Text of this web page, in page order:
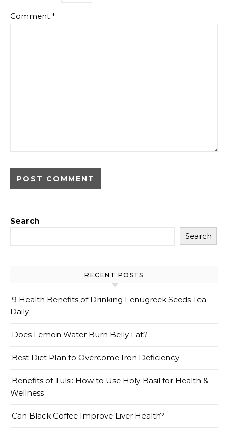
Comment *
Search
Search
RECENT POSTS
9 Health Benefits of Drinking Fenugreek Seeds Tea
Daily
Does Lemon Water Burn Belly Fat?
Best Diet Plan to Overcome Iron Deficiency
Benefits of Tulsi: How to Use Holy Basil for Health &
Wellness
Can Black Coffee Improve Liver Health?